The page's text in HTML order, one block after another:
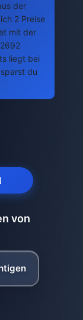
der
2 Preise
mit der
liegt bei
du
von